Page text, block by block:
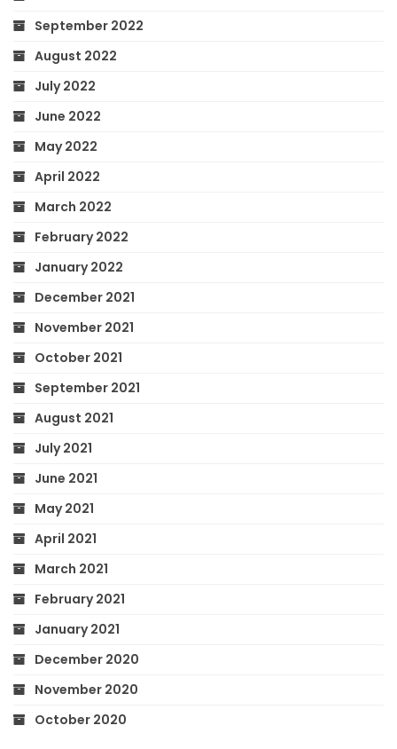
September 2022
August 2022
July 2022
June 2022
May 2022
April 2022
March 2022
February 2022
January 2022
December 2021
November 2021
October 2021
September 2021
August 2021
July 2021
June 2021
May 2021
April 2021
March 2021
February 2021
January 2021
December 2020
November 2020
October 2020